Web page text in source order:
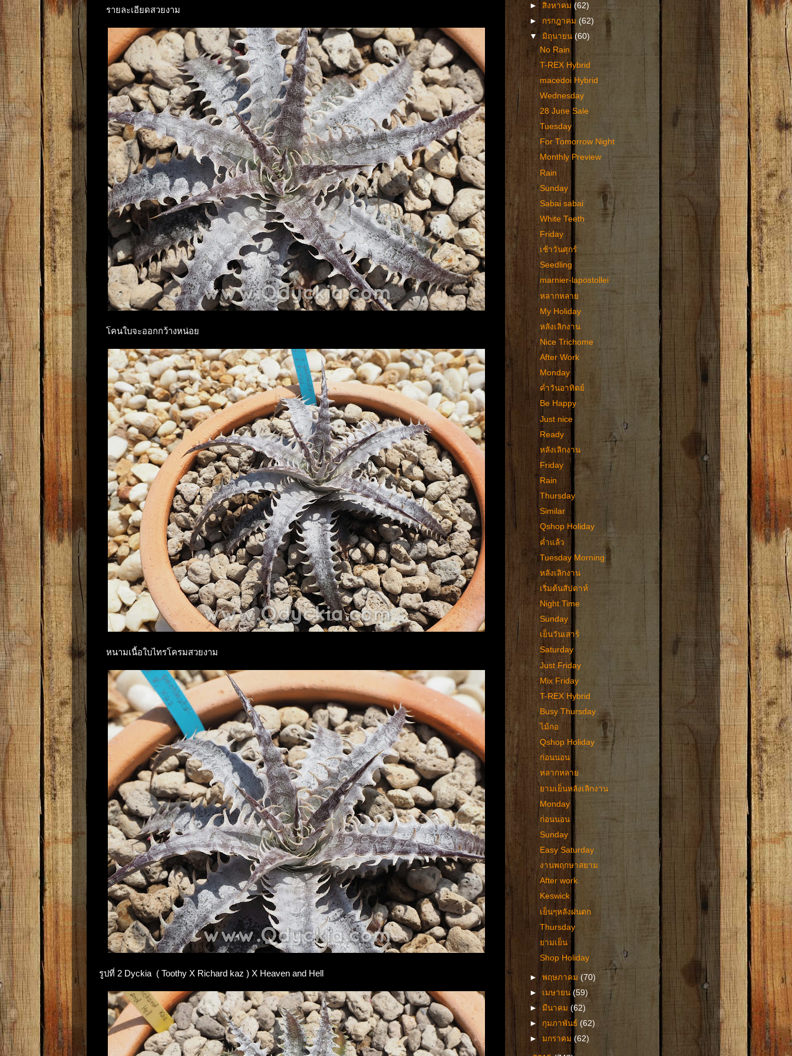
รายละเอียดสวยงาม
โคนใบจะออกกว้างหน่อย
หนามเนื้อใบไทรโครมสวยงาม
รูปที่ 2 Dyckia ( Toothy X Richard kaz ) X Heaven and Hell
►สิงหาคม(62)
► กรกฎาคม(62)
▼มิถุนายน(60)
No Rain
T-REX Hybrid
macedoi Hybrid
Wednesday
28 June Sale
Tuesday
For Tomorrow Night
Monthly Preview
Rain
Sunday
Sabai sabai
White Teeth
Friday
เช้าวันศุกร์
Seedling
marnier-lapostollei
หลากหลาย
My Holiday
หลังเลิกงาน
Nice Trichome
After Work
Monday
ค่ำวันอาทิตย์
Be Happy
Just nice
Ready
หลังเลิกงาน
Friday
Rain
Thursday
Similar
Qshop Holiday
ค่ำแล้ว
Tuesday Morning
หลังเลิกงาน
เริ่มต้นสัปดาห์
Night Time
Sunday
เย็นวันเสาร์
Saturday
Just Friday
Mix Friday
T-REX Hybrid
Busy Thursday
ไม้กอ
Qshop Holiday
ก่อนนอน
หลากหลาย
ยามเย็นหลังเลิกงาน
Monday
ก่อนนอน
Sunday
Easy Saturday
งานพฤกษาสยาม
After work
Keswick
เย็นๆหลังฝนตก
Thursday
ยามเย็น
Shop Holiday
►พฤษภาคม(70)
► เมษายน(59)
►มีนาคม(62)
► กุมภาพันธ์(62)
►มกราคม(62)